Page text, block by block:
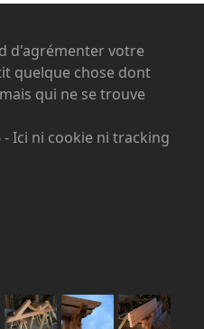
d'agrémenter votre
quelque chose dont
qui ne se trouve
- Ici ni cookie ni tracking